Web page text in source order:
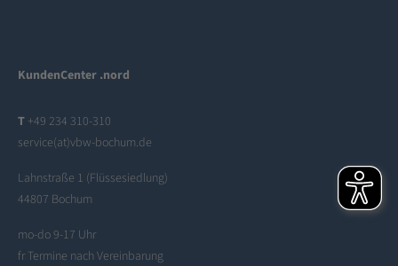
KundenCenter .nord
T +49 234 310-310
service(at)vbw-bochum.de
Lahnstraße 1 (Flüssesiedlung)
44807 Bochum
mo-do 9-17 Uhr
fr Termine nach Vereinbarung